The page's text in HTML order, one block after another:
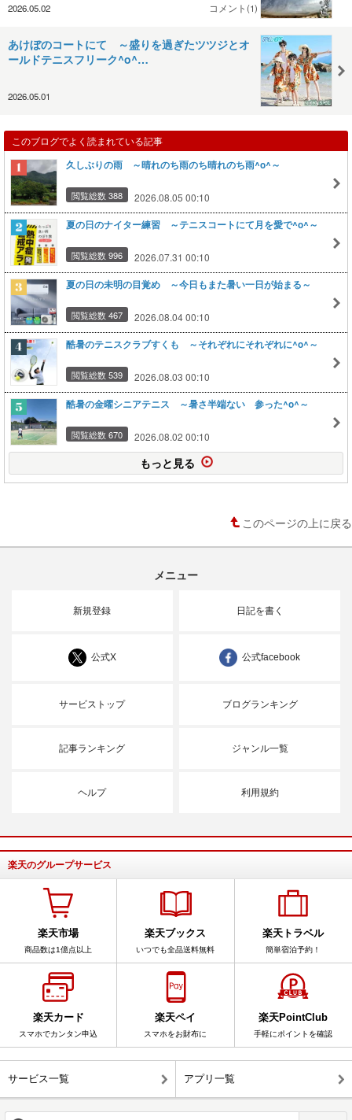
2026.05.02 コメント(1)
あけぼのコートにて ～盛りを過ぎたツツジとオ
ールドテニスフリーク^o^…
2026.05.01
このブログでよく読まれている記事
久しぶりの雨 ～晴れのち雨のち晴れのち雨^o^～
閲覧総数 388 2026.08.05 00:10
夏の日のナイター練習 ～テニスコートにて月を愛で^o^～
閲覧総数 996 2026.07.31 00:10
夏の日の未明の目覚め ～今日もまた暑い一日が始まる～
閲覧総数 467 2026.08.04 00:10
酷暑のテニスクラブすくも ～それぞれにそれぞれに^o^～
閲覧総数 539 2026.08.03 00:10
酷暑の金曜シニアテニス ～暑さ半端ない 参った^o^～
閲覧総数 670 2026.08.02 00:10
もっと見る
このページの上に戻る
メニュー
新規登録 日記を書く
公式X 公式facebook
サービストップ ブログランキング
記事ランキング ジャンル一覧
ヘルプ 利用規約
楽天のグループサービス
楽天市場
商品数は1億点以上
楽天ブックス
いつでも全品送料無料
楽天トラベル
簡単宿泊予約！
楽天カード
スマホでカンタン申込
楽天ペイ
スマホをお財布に
楽天PointClub
手軽にポイントを確認
サービス一覧 アプリ一覧